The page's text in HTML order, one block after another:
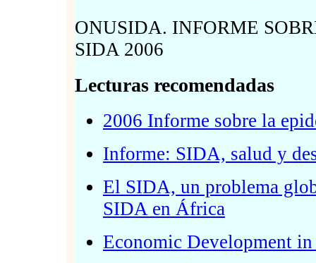
ONUSIDA. INFORME
SIDA 2006
Lecturas recomendadas
2006 Informe sobre la
Informe: SIDA, salud y
El SIDA, un problema
SIDA en África
Economic Development